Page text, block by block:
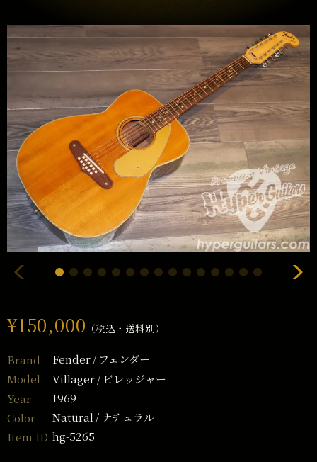
¥150,000 （税込・送料別）
Brand Fender
フェンダー
Model
Villager
ビレッジャー
Year
1969
Color
Natural
ナチュラル
Item ID hg-5265